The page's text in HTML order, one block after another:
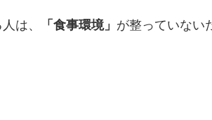
は、 「食事環境」 が整っていない